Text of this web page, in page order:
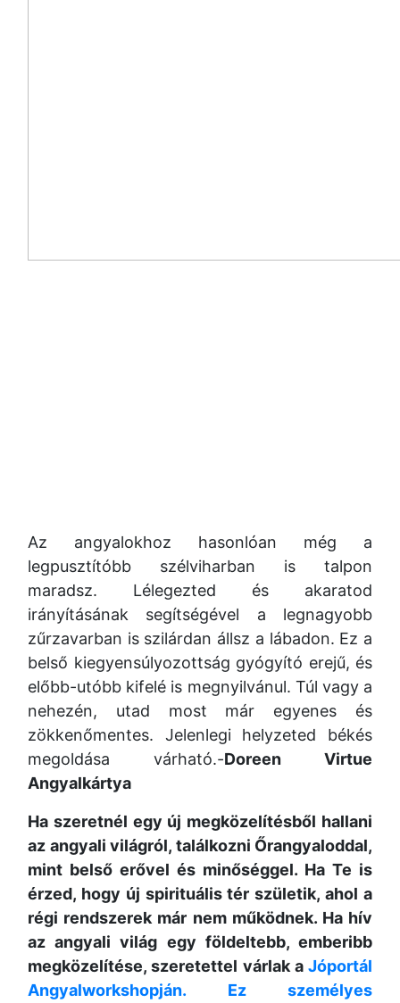
Az angyalokhoz hasonlóan még a
legpusztítóbb szélviharban is talpon
maradsz. Lélegezted és akaratod
irányításának segítségével a legnagyobb
zűrzavarban is szilárdan állsz a lábadon. Ez a
belső kiegyensúlyozottság gyógyító erejű, és
előbb-utóbb kifelé is megnyilvánul. Túl vagy a
nehezén, utad most már egyenes és
zökkenőmentes. Jelenlegi helyzeted békés
megoldása várható.-Doreen Virtue
Angyalkártya
Ha szeretnél egy új megközelítésből hallani
az angyali világról, találkozni Őrangyaloddal,
mint belső erővel és minőséggel. Ha Te is
érzed, hogy új spirituális tér születik, ahol a
régi rendszerek már nem működnek. Ha hív
az angyali világ egy földeltebb, emberibb
megközelítése, szeretettel várlak a Jóportál
Angyalworkshopján. Ez személyes